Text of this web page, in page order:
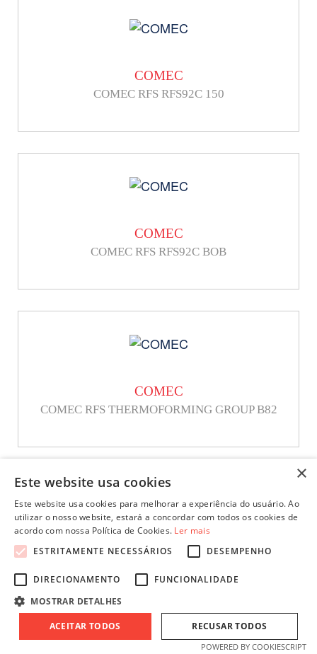
COMEC
COMEC RFS RFS92C 150
COMEC
COMEC RFS RFS92C BOB
COMEC
COMEC RFS THERMOFORMING GROUP B82
COMEC
×
Este website usa cookies
Este website usa cookies para melhorar a experiência do usuário. Ao
utilizar o nosso website, estará a concordar com todos os cookies de
acordo com nossa Política de Cookies. Ler mais
ESTRITAMENTE NECESSÁRIOS
DESEMPENHO
DIRECIONAMENTO
FUNCIONALIDADE
MOSTRAR DETALHES
ACEITAR TODOS RECUSAR TODOS
POWERED BY COOKIESCRIPT